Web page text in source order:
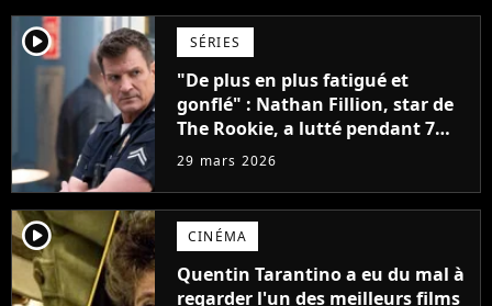
player2 SÉRIES
"De plus en plus fatigué et
gonflé" : Nathan Fillion, star de
The Rookie, a lutté pendant 7
ans avec un rôle qui le détruisait
29 mars 2026
player2 CINÉMA
Quentin Tarantino a eu du mal à
regarder l'un des meilleurs films